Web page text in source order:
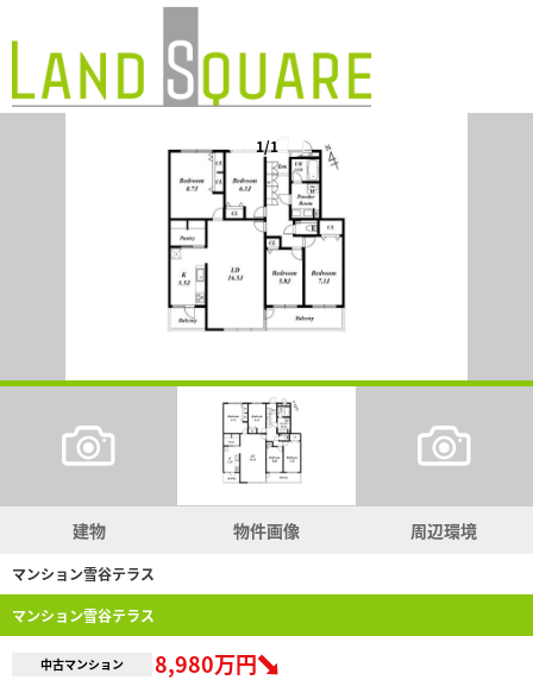
1/1
建物 物件画像 周辺環境
マンション雪谷テラス
マンション雪谷テラス
中古マンション 8,980万円